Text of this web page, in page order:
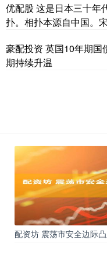
优配股 这是日本三十年
扑。相扑本源自中国。
豪配投资 英国10年期国
期持续升温
配资坊 震荡市安全边际